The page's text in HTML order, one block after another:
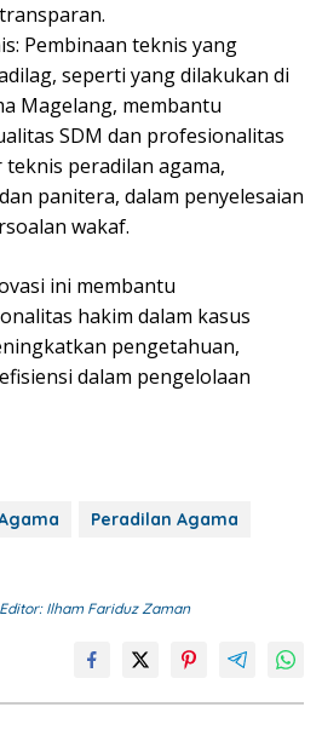
Pembinaan teknis yang
seperti yang dilakukan di
Magelang, membantu
SDM dan profesionalitas
peradilan agama,
panitera, dalam penyelesaian
wakaf.
ini membantu
hakim dalam kasus
pengetahuan,
dalam pengelolaan
Peradilan Agama
Editor: Ilham Fariduz Zaman